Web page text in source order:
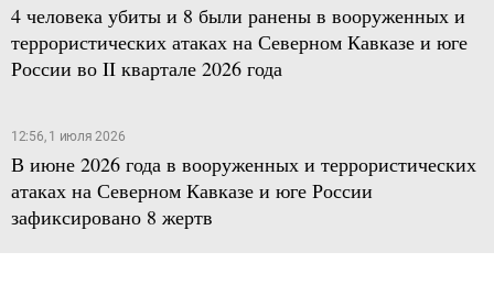
4 человека убиты и 8 были ранены в вооруженных и
террористических атаках на Северном Кавказе и юге
России во II квартале 2026 года
12:56, 1 июля 2026
В июне 2026 года в вооруженных и террористических
атаках на Северном Кавказе и юге России
зафиксировано 8 жертв